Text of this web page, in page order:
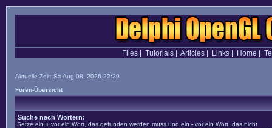
Files| Tutorials| Articles| Links| Home
Aktuelle Zeit: Sa Aug 08, 2026 22:39
Foren-Übersicht
Suche nach Wörtern:
Setze ein + vor ein Wort, das gefunden werden muss und ein - vor ein Wort, das nicht